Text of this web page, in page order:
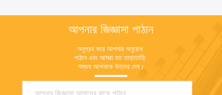
আপনার জিজ্ঞাসা পাঠান
অনুগ্রহ করে আপনার অনুরোধ
পাঠান এবং আমরা যত তাড়াতাড়ি
সম্ভব আপনাকে উত্তর দেব।